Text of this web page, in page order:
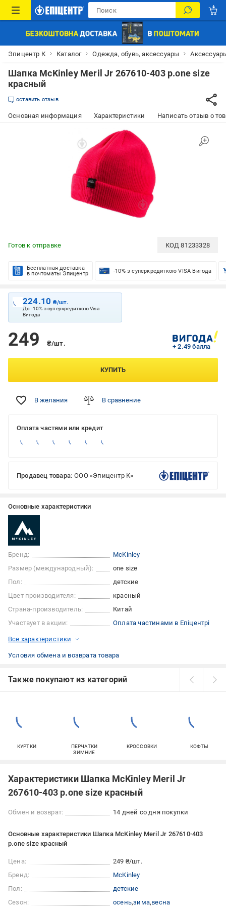
Эпицентр К Каталог Одежда, обувь, аксессуары
Шапка McKinley Meril Jr 267610-403 р.one size
красный
оставить отзыв
Основная информация Характеристики Написать отзыв о
Готов к отправке КОД81233328
Бесплатная доставка
в почтоматы Эпицентр
-10% з суперкредиткою VISA Вигода
224.10₴/шт.
До -10% з суперкредиткою Visa
Вигода
249 ₴/шт. + 2.49 балла
КУПИТЬ
В желания В сравнение
Оплата частями или кредит
Продавец товара: ООО «Эпицентр К»
Основные характеристики
Бренд:
McKinley
Размер (международный):
one size
Пол:
детские
Цвет производителя:
красный
Страна-производитель:
Китай
Участвует в акции:
Оплата частинами в Епіцентрі
Все характеристики
Условия обмена и возврата товара
Также покупают из категорий
КУРТКИ
ПЕРЧАТКИ
ЗИМНИЕ
КРОССОВКИ КОФТЫ
Характеристики Шапка McKinley Meril Jr
267610-403 р.one size красный
Обмен и возврат: 14 дней со дня покупки
Основные характеристики Шапка McKinley Meril Jr 267610-403
р.one size красный
Цена:
249 ₴/шт.
Бренд:
McKinley
Пол:
детские
Сезон:
осень зима весна